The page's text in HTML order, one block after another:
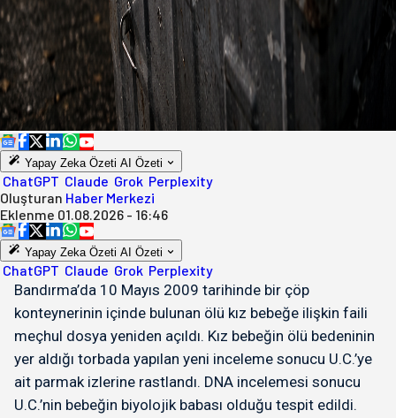
Yapay Zeka Özeti AI Özeti
ChatGPT Claude Grok Perplexity
Oluşturan Haber Merkezi
Eklenme 01.08.2026 - 16:46
Yapay Zeka Özeti AI Özeti
ChatGPT Claude Grok Perplexity
Bandırma’da 10 Mayıs 2009 tarihinde bir çöp
konteynerinin içinde bulunan ölü kız bebeğe ilişkin faili
meçhul dosya yeniden açıldı. Kız bebeğin ölü bedeninin
yer aldığı torbada yapılan yeni inceleme sonucu U.C.’ye
ait parmak izlerine rastlandı. DNA incelemesi sonucu
U.C.’nin bebeğin biyolojik babası olduğu tespit edildi.